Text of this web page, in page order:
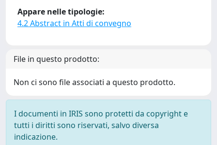
Appare nelle tipologie:
4.2 Abstract in Atti di convegno
File in questo prodotto:
Non ci sono file associati a questo prodotto.
I documenti in IRIS sono protetti da copyright e
tutti i diritti sono riservati, salvo diversa
indicazione.